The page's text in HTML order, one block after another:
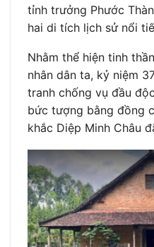
tỉnh trưởng Phước
hai di tích lịch sử nổi
Nhằm thể hiện tinh
nhân dân ta, kỷ niệm
tranh chống vụ đầu
bức tượng bằng đồng
khắc Diệp Minh Châu